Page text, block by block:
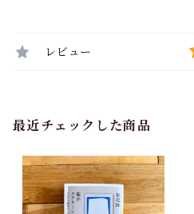
レビュー
最近チェックした商品